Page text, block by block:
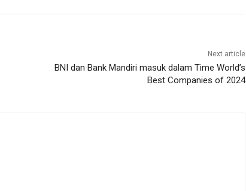
Next article
BNI dan Bank Mandiri masuk dalam Time World’s
Best Companies of 2024